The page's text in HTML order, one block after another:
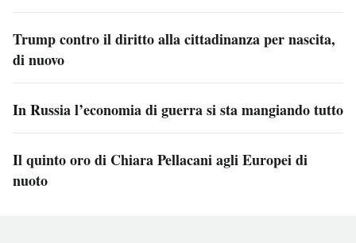
Trump contro il diritto alla cittadinanza per nascita,
di nuovo
In Russia l’economia di guerra si sta mangiando tutto
Il quinto oro di Chiara Pellacani agli Europei di
nuoto